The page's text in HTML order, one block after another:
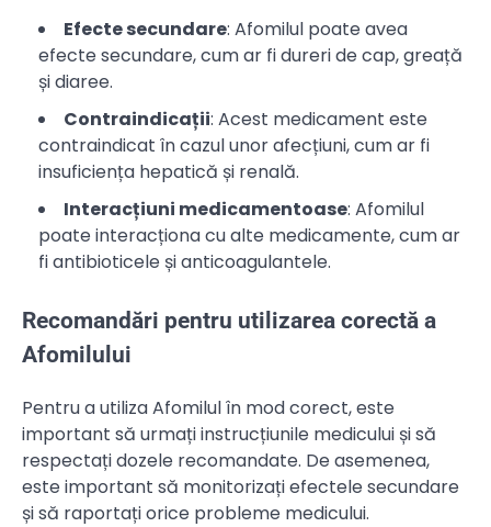
Efecte secundare: Afomilul poate avea
efecte secundare, cum ar fi dureri de cap, greață
și diaree.
Contraindicații: Acest medicament este
contraindicat în cazul unor afecțiuni, cum ar fi
insuficiența hepatică și renală.
Interacțiuni medicamentoase: Afomilul
poate interacționa cu alte medicamente, cum ar
fi antibioticele și anticoagulantele.
Recomandări pentru utilizarea corectă a
Afomilului
Pentru a utiliza Afomilul în mod corect, este
important să urmați instrucțiunile medicului și să
respectați dozele recomandate. De asemenea,
este important să monitorizați efectele secundare
și să raportați orice probleme medicului.